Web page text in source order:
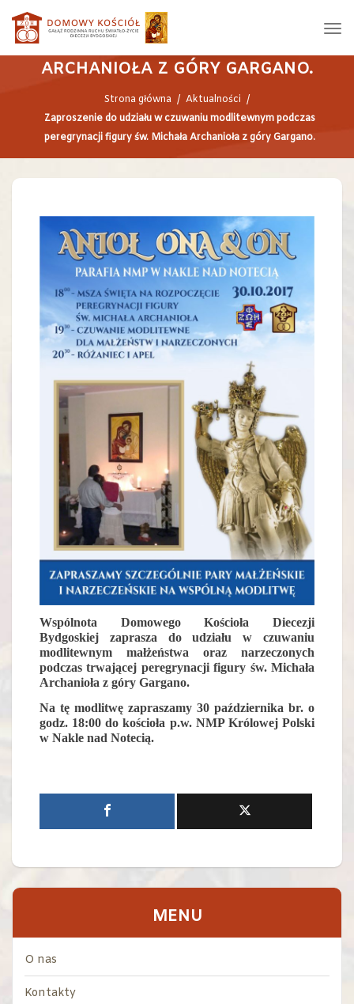
CZUWANIU MODLITEWNYM PODCZAS
PEREGRYNACJI FIGURY ŚW. MICHAŁA
ARCHANIOŁA Z GÓRY GARGANO.
Strona główna / Aktualności /
Zaproszenie do udziału w czuwaniu modlitewnym podczas
peregrynacji figury św. Michała Archanioła z góry Gargano.
Wspólnota Domowego Kościoła Diecezji
Bydgoskiej zaprasza do udziału w czuwaniu
modlitewnym małżeństwa oraz narzeczonych
podczas trwającej peregrynacji figury św. Michała
Archanioła z góry Gargano.
Na tę modlitwę zapraszamy 30 października br. o
godz. 18:00 do kościoła p.w. NMP Królowej Polski
w Nakle nad Notecią.
MENU
O nas
Kontakty